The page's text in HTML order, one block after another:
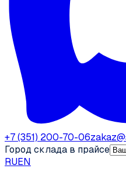
+7 (351) 200-70-06
Город склада в прайсе
RUEN